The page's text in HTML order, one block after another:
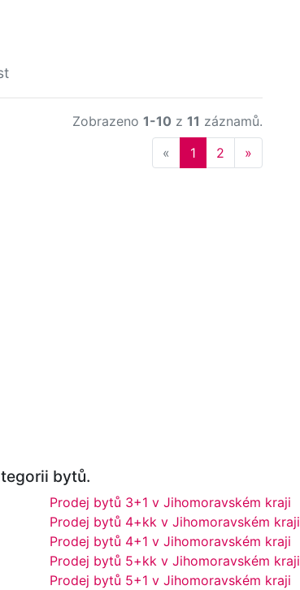
Zobrazeno 1-10 z 11 záznamů.
« Previous
1 2 »
bytů.
Prodej bytů 3+1 v Jihomoravském kraji
Prodej bytů 4+kk v Jihomoravském kraji
Prodej bytů 4+1 v Jihomoravském kraji
Prodej bytů 5+kk v Jihomoravském kraji
Prodej bytů 5+1 v Jihomoravském kraji